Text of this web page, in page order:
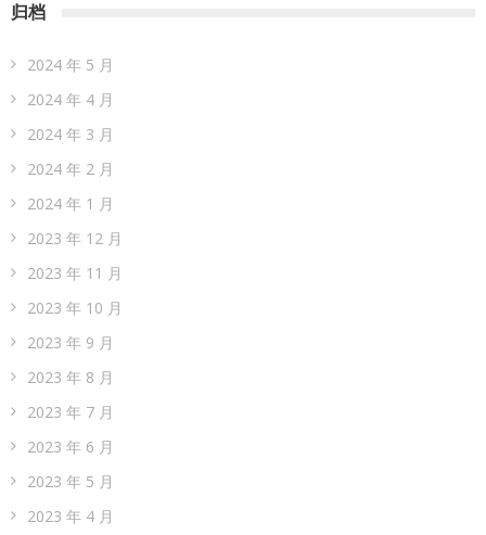
归档
2024 年 5 月
2024 年 4 月
2024 年 3 月
2024 年 2 月
2024 年 1 月
2023 年 12 月
2023 年 11 月
2023 年 10 月
2023 年 9 月
2023 年 8 月
2023 年 7 月
2023 年 6 月
2023 年 5 月
2023 年 4 月